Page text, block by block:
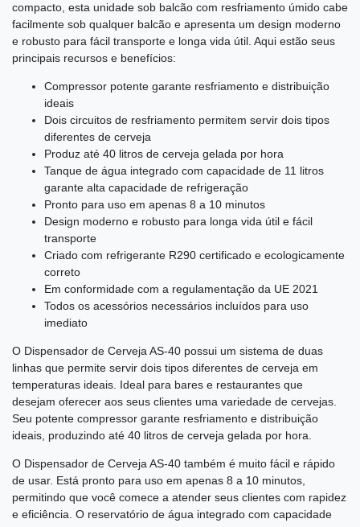
compacto, esta unidade sob balcão com resfriamento úmido cabe
facilmente sob qualquer balcão e apresenta um design moderno
e robusto para fácil transporte e longa vida útil. Aqui estão seus
principais recursos e benefícios:
Compressor potente garante resfriamento e distribuição
ideais
Dois circuitos de resfriamento permitem servir dois tipos
diferentes de cerveja
Produz até 40 litros de cerveja gelada por hora
Tanque de água integrado com capacidade de 11 litros
garante alta capacidade de refrigeração
Pronto para uso em apenas 8 a 10 minutos
Design moderno e robusto para longa vida útil e fácil
transporte
Criado com refrigerante R290 certificado e ecologicamente
correto
Em conformidade com a regulamentação da UE 2021
Todos os acessórios necessários incluídos para uso
imediato
O Dispensador de Cerveja AS-40 possui um sistema de duas
linhas que permite servir dois tipos diferentes de cerveja em
temperaturas ideais. Ideal para bares e restaurantes que
desejam oferecer aos seus clientes uma variedade de cervejas.
Seu potente compressor garante resfriamento e distribuição
ideais, produzindo até 40 litros de cerveja gelada por hora.
O Dispensador de Cerveja AS-40 também é muito fácil e rápido
de usar. Está pronto para uso em apenas 8 a 10 minutos,
permitindo que você comece a atender seus clientes com rapidez
e eficiência. O reservatório de água integrado com capacidade